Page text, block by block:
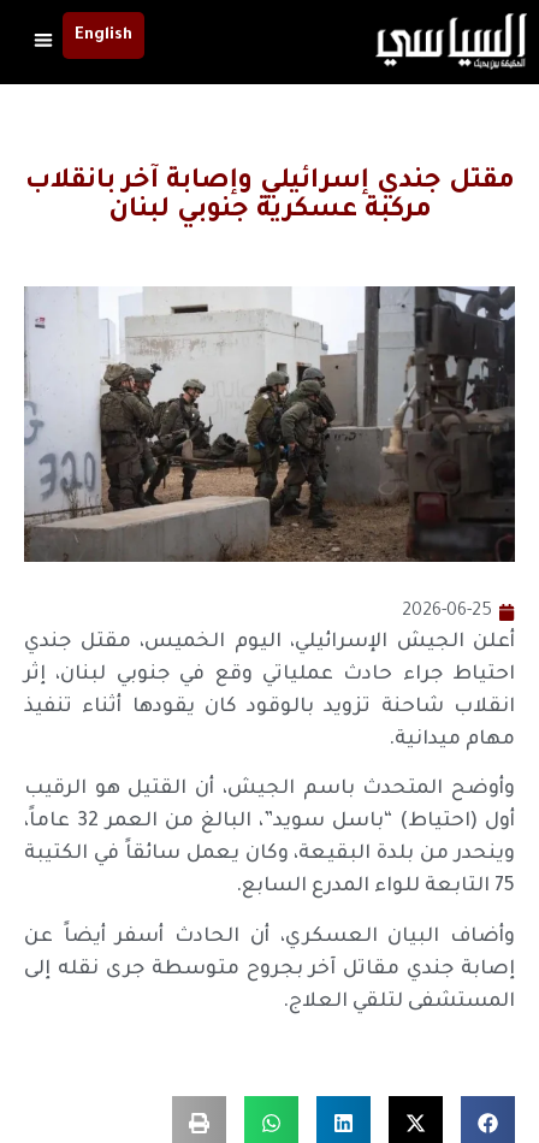
English
مقتل جندي إسرائيلي وإصابة آخر بانقلاب
مركبة عسكرية جنوبي لبنان
2026-06-25
أعلن الجيش الإسرائيلي، اليوم الخميس، مقتل جندي
احتياط جراء حادث عملياتي وقع في جنوبي لبنان، إثر
انقلاب شاحنة تزويد بالوقود كان يقودها أثناء تنفيذ
مهام ميدانية.
وأوضح المتحدث باسم الجيش، أن القتيل هو الرقيب
أول (احتياط) “باسل سويد”، البالغ من العمر 32 عاماً،
وينحدر من بلدة البقيعة، وكان يعمل سائقاً في الكتيبة
75 التابعة للواء المدرع السابع.
وأضاف البيان العسكري، أن الحادث أسفر أيضاً عن
إصابة جندي مقاتل آخر بجروح متوسطة جرى نقله إلى
المستشفى لتلقي العلاج.